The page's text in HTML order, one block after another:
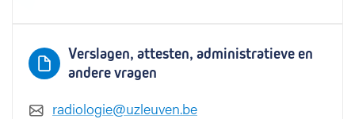
Verslagen, attesten, administratieve en
andere vragen
radiologie@uzleuven.be